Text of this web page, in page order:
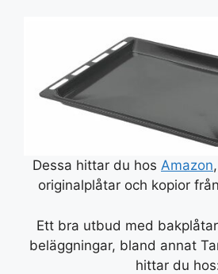
Dessa hittar du hos Amazon
originalplåtar och kopior från
Ett bra utbud med
beläggningar, bland annat
hittar du